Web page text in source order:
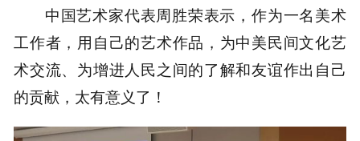
中国艺术家代表周胜荣表示，作为一名美术
工作者，用自己的艺术作品，为中美民间文化艺
术交流、为增进人民之间的了解和友谊作出自己
的贡献，太有意义了！